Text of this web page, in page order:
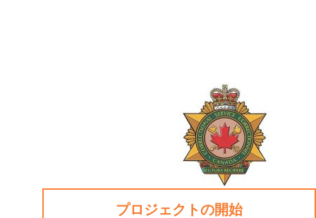
プロジェクトの開始